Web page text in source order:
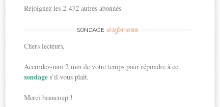
Rejoignez les 2 472 autres abonnés
SONDAGE express
Chers lecteurs,
Accordez-moi 2 min de votre temps pour répondre à ce
sondages’il vous plaît.
Merci beaucoup !